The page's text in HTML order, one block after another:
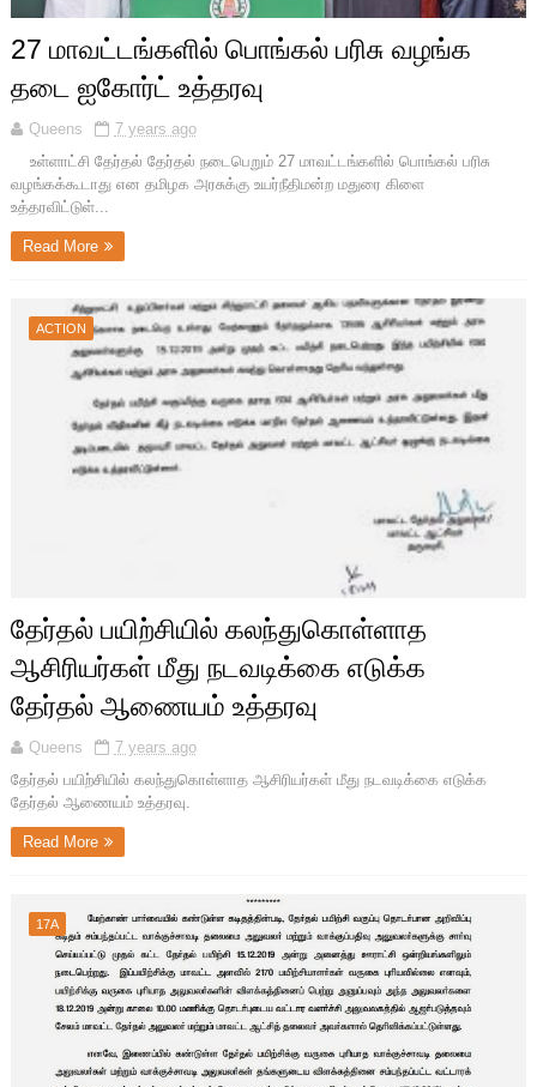
27 மாவட்டங்களில் பொங்கல் பரிசு வழங்க
தடை ஐகோர்ட் உத்தரவு
Queens
7 years ago
உள்ளாட்சி தேர்தல் தேர்தல் நடைபெறும் 27 மாவட்டங்களில் பொங்கல் பரிசு
வழங்கக்கூடாது என தமிழக அரசுக்கு உயர்நீதிமன்ற மதுரை கிளை
உத்தரவிட்டுள்...
Read More
ACTION
தேர்தல் பயிற்சியில் கலந்துகொள்ளாத
ஆசிரியர்கள் மீது நடவடிக்கை எடுக்க
தேர்தல் ஆணையம் உத்தரவு
Queens
7 years ago
தேர்தல் பயிற்சியில் கலந்துகொள்ளாத ஆசிரியர்கள் மீது நடவடிக்கை எடுக்க
தேர்தல் ஆணையம் உத்தரவு.
Read More
17A